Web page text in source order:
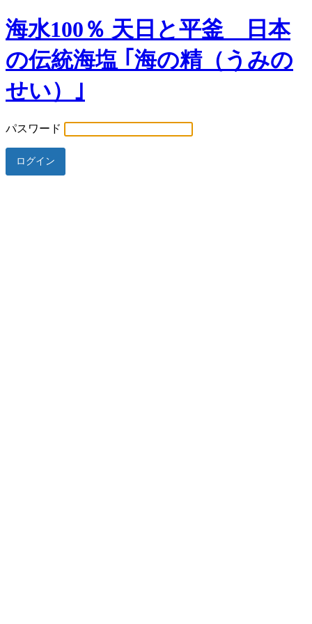
海水100％ 天日と平釜 日本
の伝統海塩 ｢海の精（うみの
せい）｣
パスワード